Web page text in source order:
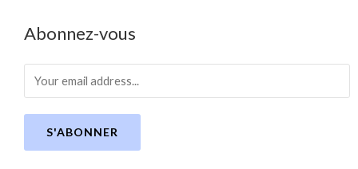
Abonnez-vous
S'ABONNER